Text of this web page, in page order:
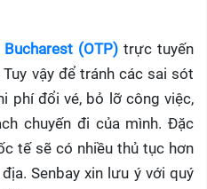
(OTP) trực tuyến
vậy để tránh các sai sót
phí đổi vé, bỏ lỡ công việc,
chuyến đi của mình. Đặc
tế sẽ có nhiều thủ tục hơn
Senbay xin lưu ý với quý